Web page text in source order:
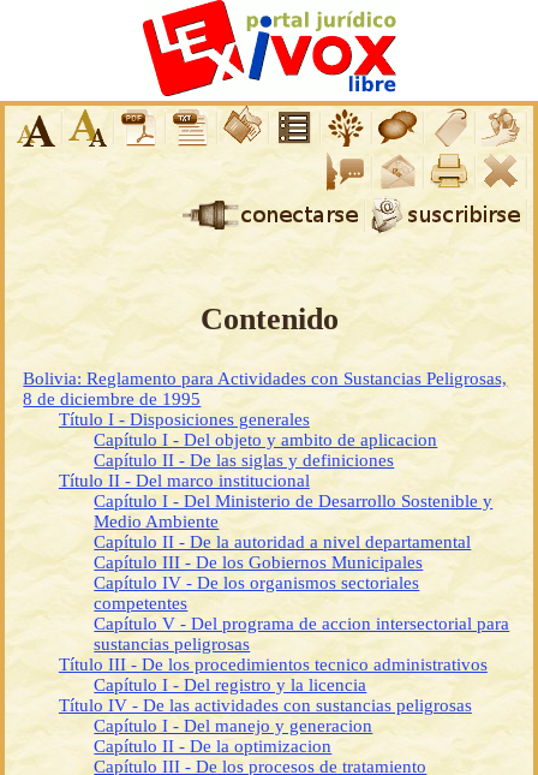
Contenido
Bolivia: Reglamento para Actividades con Sustancias Peligrosas,
8 de diciembre de 1995
Título I - Disposiciones generales
Capítulo I - Del objeto y ambito de aplicacion
Capítulo II - De las siglas y definiciones
Título II - Del marco institucional
Capítulo I - Del Ministerio de Desarrollo Sostenible y
Medio Ambiente
Capítulo II - De la autoridad a nivel departamental
Capítulo III - De los Gobiernos Municipales
Capítulo IV - De los organismos sectoriales
competentes
Capítulo V - Del programa de accion intersectorial para
sustancias peligrosas
Título III - De los procedimientos tecnico administrativos
Capítulo I - Del registro y la licencia
Título IV - De las actividades con sustancias peligrosas
Capítulo I - Del manejo y generacion
Capítulo II - De la optimizacion
Capítulo III - De los procesos de tratamiento